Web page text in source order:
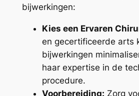
bijwerkingen:
Kies een Ervaren
en gecertificeerde arts
bijwerkingen
haar expertise in de
procedure.
Voorbereiding: Zorg